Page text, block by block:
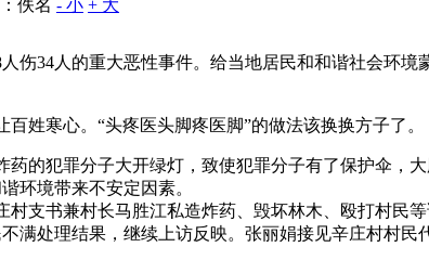
佚名 - 小 + 大
伤34人的重大恶性事件。给当地居民和和谐社会环
姓寒心。“头疼医头脚疼医脚”的做法该换换方子了。
的犯罪分子大开绿灯，致使犯罪分子有了保护伞，
环境带来不安定因素。
村支书兼村长马胜江私造炸药、毁坏林木、殴打村
满处理结果，继续上访反映。张丽娟接见辛庄村村